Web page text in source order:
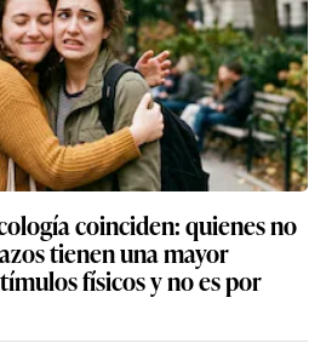
coinciden: quienes no
tienen una mayor
físicos y no es por